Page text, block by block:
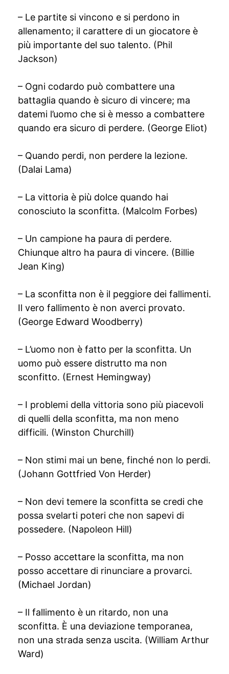
– Le partite si vincono e si perdono in
allenamento; il carattere di un giocatore è
più importante del suo talento. (Phil
Jackson)
– Ogni codardo può combattere una
battaglia quando è sicuro di vincere; ma
datemi l’uomo che si è messo a combattere
quando era sicuro di perdere. (George Eliot)
– Quando perdi, non perdere la lezione.
(Dalai Lama)
– La vittoria è più dolce quando hai
conosciuto la sconfitta. (Malcolm Forbes)
– Un campione ha paura di perdere.
Chiunque altro ha paura di vincere. (Billie
Jean King)
– La sconfitta non è il peggiore dei fallimenti.
Il vero fallimento è non averci provato.
(George Edward Woodberry)
– L’uomo non è fatto per la sconfitta. Un
uomo può essere distrutto ma non
sconfitto. (Ernest Hemingway)
– I problemi della vittoria sono più piacevoli
di quelli della sconfitta, ma non meno
difficili. (Winston Churchill)
– Non stimi mai un bene, finché non lo perdi.
(Johann Gottfried Von Herder)
– Non devi temere la sconfitta se credi che
possa svelarti poteri che non sapevi di
possedere. (Napoleon Hill)
– Posso accettare la sconfitta, ma non
posso accettare di rinunciare a provarci.
(Michael Jordan)
– Il fallimento è un ritardo, non una
sconfitta. È una deviazione temporanea,
non una strada senza uscita. (William Arthur
Ward)